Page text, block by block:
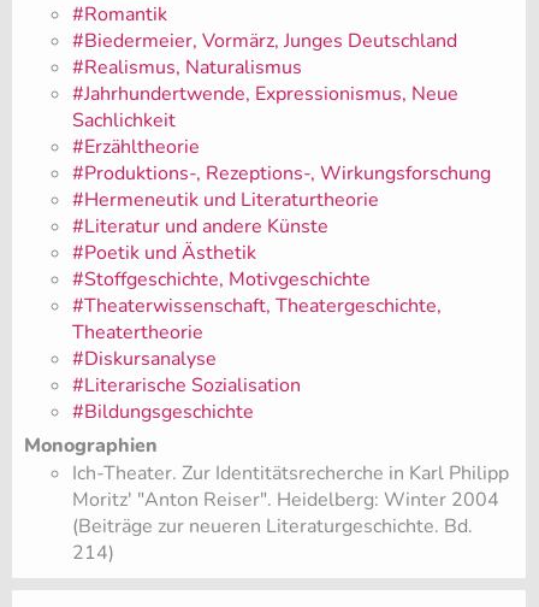
#Romantik
#Biedermeier, Vormärz, Junges Deutschland
#Realismus, Naturalismus
#Jahrhundertwende, Expressionismus, Neue
Sachlichkeit
#Erzähltheorie
#Produktions-, Rezeptions-, Wirkungsforschung
#Hermeneutik und Literaturtheorie
#Literatur und andere Künste
#Poetik und Ästhetik
#Stoffgeschichte, Motivgeschichte
#Theaterwissenschaft, Theatergeschichte,
Theatertheorie
#Diskursanalyse
#Literarische Sozialisation
#Bildungsgeschichte
Monographien
Ich-Theater. Zur Identitätsrecherche in Karl Philipp
Moritz' "Anton Reiser". Heidelberg: Winter 2004
(Beiträge zur neueren Literaturgeschichte. Bd.
214)